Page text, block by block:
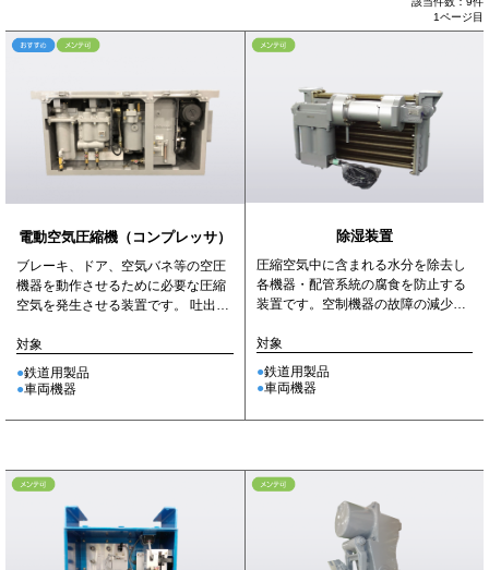
1ページ目
電動空気圧縮機（コンプレッサ）
ブレーキ、ドア、空気バネ等の空圧
機器を動作させるために必要な圧縮
空気を発生させる装置です。 吐出容
対象
鉄道用製品
車両機器
除湿装置
圧縮空気中に含まれる水分を除去し
各機器・配管系統の腐食を防止する
装置です。空制機器の故障の減少と
す。
対象
鉄道用製品
車両機器